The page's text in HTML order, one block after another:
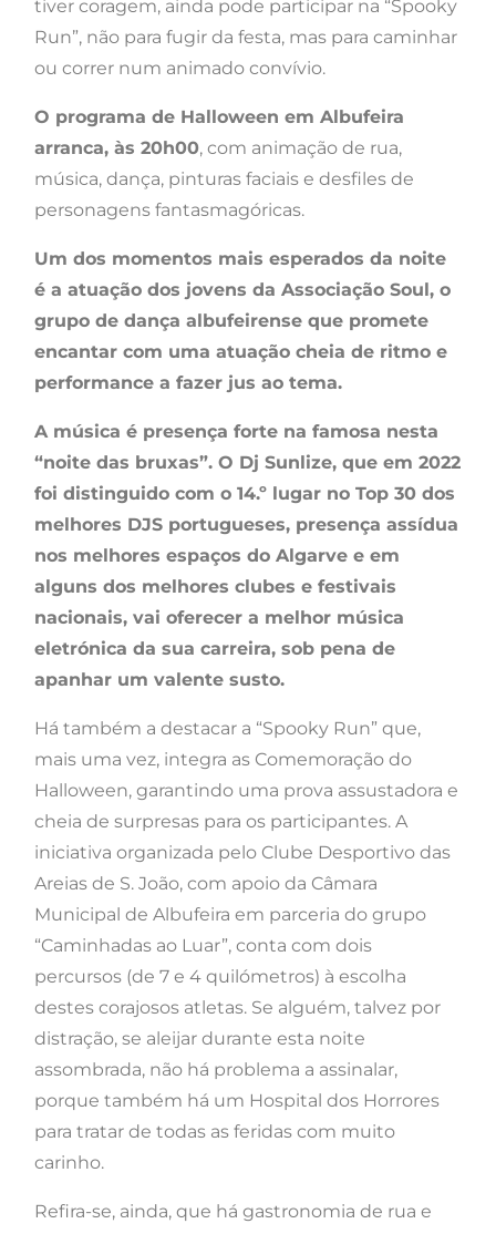
tiver coragem, ainda pode participar na “Spooky
Run”, não para fugir da festa, mas para caminhar
ou correr num animado convívio.
O programa de Halloween em Albufeira
arranca, às 20h00, com animação de rua,
música, dança, pinturas faciais e desfiles de
personagens fantasmagóricas.
Um dos momentos mais esperados da noite
é a atuação dos jovens da Associação Soul, o
grupo de dança albufeirense que promete
encantar com uma atuação cheia de ritmo e
performance a fazer jus ao tema.
A música é presença forte na famosa nesta
“noite das bruxas”. O Dj Sunlize, que em 2022
foi distinguido com o 14.º lugar no Top 30 dos
melhores DJS portugueses, presença assídua
nos melhores espaços do Algarve e em
alguns dos melhores clubes e festivais
nacionais, vai oferecer a melhor música
eletrónica da sua carreira, sob pena de
apanhar um valente susto.
Há também a destacar a “Spooky Run” que,
mais uma vez, integra as Comemoração do
Halloween, garantindo uma prova assustadora e
cheia de surpresas para os participantes. A
iniciativa organizada pelo Clube Desportivo das
Areias de S. João, com apoio da Câmara
Municipal de Albufeira em parceria do grupo
“Caminhadas ao Luar”, conta com dois
percursos (de 7 e 4 quilómetros) à escolha
destes corajosos atletas. Se alguém, talvez por
distração, se aleijar durante esta noite
assombrada, não há problema a assinalar,
porque também há um Hospital dos Horrores
para tratar de todas as feridas com muito
carinho.
Refira-se, ainda, que há gastronomia de rua e